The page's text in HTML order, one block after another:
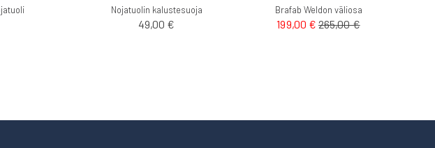
Nojatuolin kalustesuoja
49,00 €
Brafab Weldon väliosa
199,00 € 265,00 €